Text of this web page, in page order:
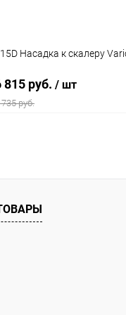
Насадка к скалеру
815 руб. / шт
руб.
Купить в 1 клик
В избранное